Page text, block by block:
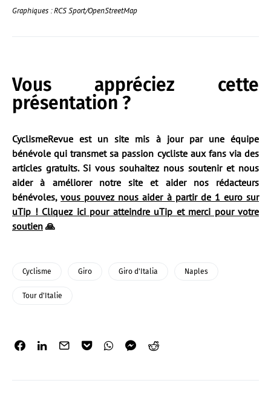
Graphiques : RCS Sport/OpenStreetMap
Vous appréciez cette
présentation ?
CyclismeRevue est un site mis à jour par une équipe
bénévole qui transmet sa passion cycliste aux fans via des
articles gratuits. Si vous souhaitez nous soutenir et nous
aider à améliorer notre site et aider nos rédacteurs
bénévoles,vous pouvez nous aider à partir de 1 euro sur
uTip ! Cliquez ici pour atteindre uTip et merci pour votre
soutien 🙏
Cyclisme Giro Giro d'Italia Naples
Tour d'Italie